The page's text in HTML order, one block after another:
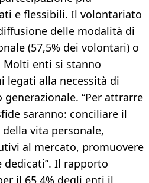
e flessibili. Il volontariato
delle modalità di
(57,5% dei volontari) o
enti si stanno
legati alla necessità di
“Per attrarre
saranno: conciliare il
vita personale,
al mercato, promuovere
Il rapporto
il 65,4% degli enti il